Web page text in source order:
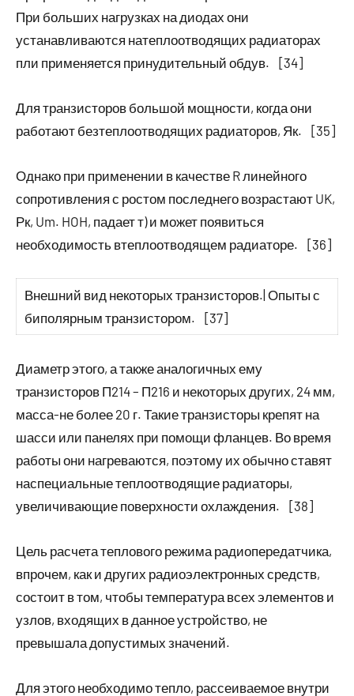
При больших нагрузках на диодах они
устанавливаются натеплоотводящих радиаторах
пли применяется принудительный обдув. [34]
Для транзисторов большой мощности, когда они
работают безтеплоотводящих радиаторов, Як. [35]
Однако при применении в качестве R линейного
сопротивления с ростом последнего возрастают UK,
Рк, Um. HOH, падает т) и может появиться
необходимость втеплоотводящем радиаторе. [36]
Внешний вид некоторых транзисторов.| Опыты с
биполярным транзистором. [37]
Диаметр этого, а также аналогичных ему
транзисторов П214 – П216 и некоторых других, 24 мм,
масса-не более 20 г. Такие транзисторы крепят на
шасси или панелях при помощи фланцев. Во время
работы они нагреваются, поэтому их обычно ставят
наспециальные теплоотводящие радиаторы,
увеличивающие поверхности охлаждения. [38]
Цель расчета теплового режима радиопередатчика,
впрочем, как и других радиоэлектронных средств,
состоит в том, чтобы температура всех элементов и
узлов, входящих в данное устройство, не
превышала допустимых значений.
Для этого необходимо тепло, рассеиваемое внутри